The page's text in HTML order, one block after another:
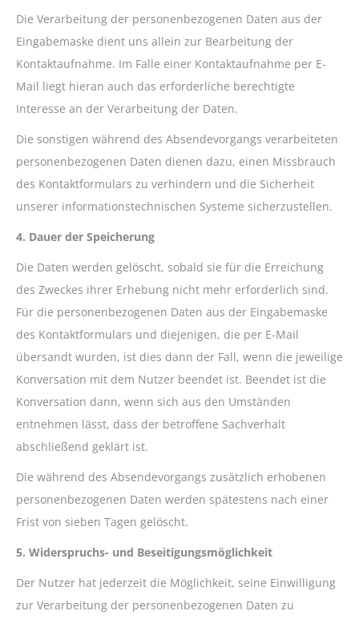
Die Verarbeitung der personenbezogenen Daten aus der
Eingabemaske dient uns allein zur Bearbeitung der
Kontaktaufnahme. Im Falle einer Kontaktaufnahme per E-
Mail liegt hieran auch das erforderliche berechtigte
Interesse an der Verarbeitung der Daten.
Die sonstigen während des Absendevorgangs verarbeiteten
personenbezogenen Daten dienen dazu, einen Missbrauch
des Kontaktformulars zu verhindern und die Sicherheit
unserer informationstechnischen Systeme sicherzustellen.
4. Dauer der Speicherung
Die Daten werden gelöscht, sobald sie für die Erreichung
des Zweckes ihrer Erhebung nicht mehr erforderlich sind.
Für die personenbezogenen Daten aus der Eingabemaske
des Kontaktformulars und diejenigen, die per E-Mail
übersandt wurden, ist dies dann der Fall, wenn die jeweilige
Konversation mit dem Nutzer beendet ist. Beendet ist die
Konversation dann, wenn sich aus den Umständen
entnehmen lässt, dass der betroffene Sachverhalt
abschließend geklärt ist.
Die während des Absendevorgangs zusätzlich erhobenen
personenbezogenen Daten werden spätestens nach einer
Frist von sieben Tagen gelöscht.
5. Widerspruchs- und Beseitigungsmöglichkeit
Der Nutzer hat jederzeit die Möglichkeit, seine Einwilligung
zur Verarbeitung der personenbezogenen Daten zu